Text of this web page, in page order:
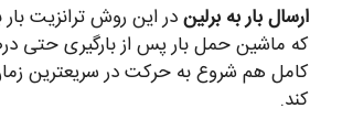
ارسال بار به برلیندر این روش ترانزیت
که ماشین حمل بار پس از بارگیری حتی
کامل هم شروع به حرکت در سریعترین
کند.